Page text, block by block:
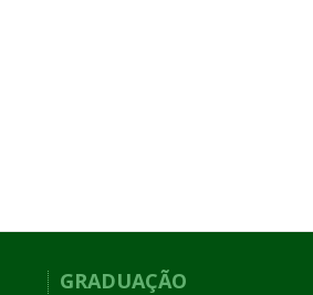
GRADUAÇÃO